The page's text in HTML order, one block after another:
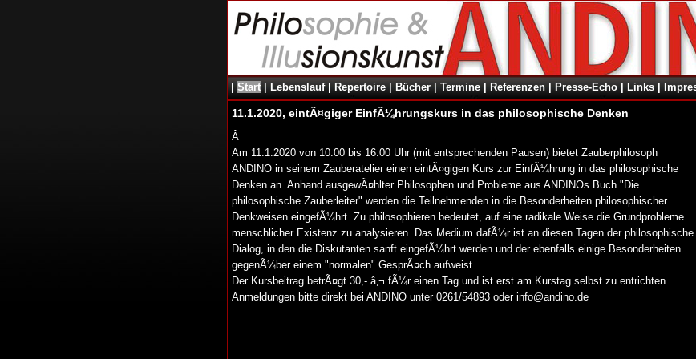
|Start|Lebenslauf|Repertoire|Bücher|Termine|Referenzen|Presse-Echo|Links|
11.1.2020, eintÃ¤giger EinfÃ¼hrungskurs in das philosophische Denken
Â
Am 11.1.2020 von 10.00 bis 16.00 Uhr (mit entsprechenden Pausen) bietet Zauberphilosoph
ANDINO in seinem Zauberatelier einen eintÃ¤gigen Kurs zur EinfÃ¼hrung in das philosophische
Denken an. Anhand ausgewÃ¤hlter Philosophen und Probleme aus ANDINOs Buch "Die
philosophische Zauberleiter" werden die Teilnehmenden in die Besonderheiten philosophischer
Denkweisen eingefÃ¼hrt. Zu philosophieren bedeutet, auf eine radikale Weise die Grundprobleme
menschlicher Existenz zu analysieren. Das Medium dafÃ¼r ist an diesen Tagen der philosophische
Dialog, in den die Diskutanten sanft eingefÃ¼hrt werden und der ebenfalls einige Besonderheiten
gegenÃ¼ber einem "normalen" GesprÃ¤ch aufweist.
Der Kursbeitrag betrÃ¤gt 30,- â‚¬ fÃ¼r einen Tag und ist erst am Kurstag selbst zu entrichten.
Anmeldungen bitte direkt bei ANDINO unter 0261/54893 oder info@andino.de